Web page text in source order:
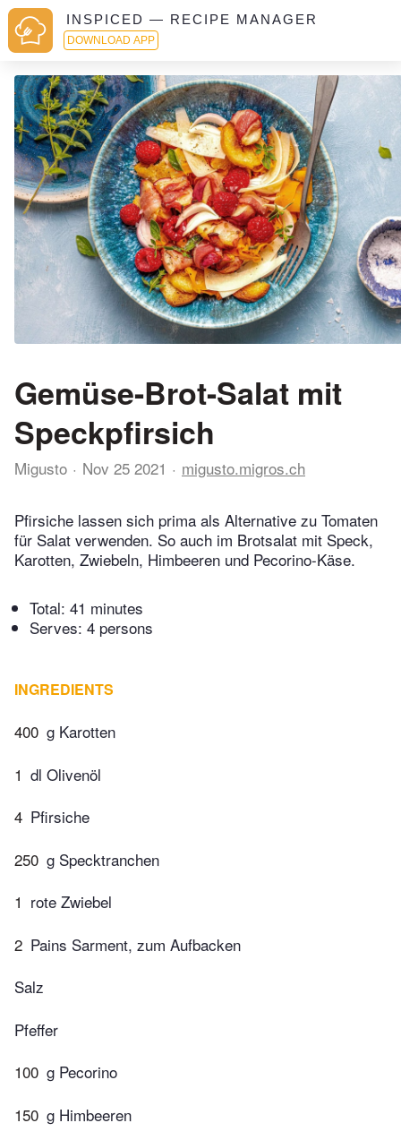
INSPICED — RECIPE MANAGER
DOWNLOAD APP
Gemüse-Brot-Salat mit
Speckpfirsich
Migusto Nov 25 2021 migusto.migros.ch
Pfirsiche lassen sich prima als Alternative zu Tomaten
für Salat verwenden. So auch im Brotsalat mit Speck,
Karotten, Zwiebeln, Himbeeren und Pecorino-Käse.
Total: 41 minutes
Serves: 4 persons
INGREDIENTS
400 g Karotten
1 dl Olivenöl
4 Pfirsiche
250 g Specktranchen
1 rote Zwiebel
2 Pains Sarment, zum Aufbacken
Salz
Pfeffer
100 g Pecorino
150 g Himbeeren